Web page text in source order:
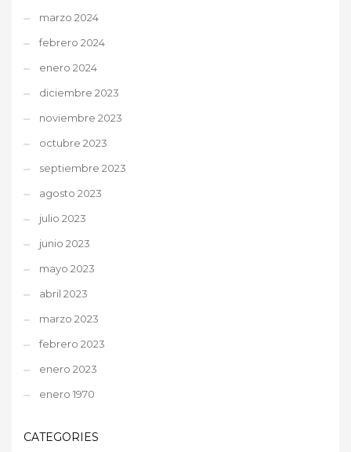
marzo 2024
febrero 2024
enero 2024
diciembre 2023
noviembre 2023
octubre 2023
septiembre 2023
agosto 2023
julio 2023
junio 2023
mayo 2023
abril 2023
marzo 2023
febrero 2023
enero 2023
enero 1970
CATEGORIES